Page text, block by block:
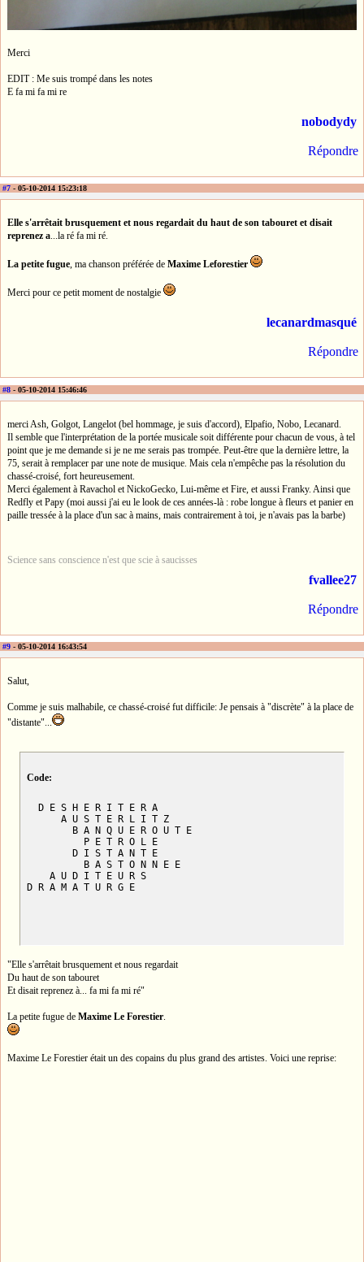
Merci
EDIT : Me suis trompé dans les notes
E fa mi fa mi re
nobodydy
Répondre
#7 - 05-10-2014 15:23:18
Elle s'arrêtait brusquement et nous regardait du haut de son tabouret et disait
reprenez a...la ré fa mi ré.
La petite fugue, ma chanson préférée de Maxime Leforestier
Merci pour ce petit moment de nostalgie
lecanardmasqué
Répondre
#8 - 05-10-2014 15:46:46
merci Ash, Golgot, Langelot (bel hommage, je suis d'accord), Elpafio, Nobo, Lecanard.
Il semble que l'interprétation de la portée musicale soit différente pour chacun de vous, à tel
point que je me demande si je ne me serais pas trompée. Peut-être que la dernière lettre, la
75, serait à remplacer par une note de musique. Mais cela n'empêche pas la résolution du
chassé-croisé, fort heureusement.
Merci également à Ravachol et NickoGecko, Lui-même et Fire, et aussi Franky. Ainsi que
Redfly et Papy (moi aussi j'ai eu le look de ces années-là : robe longue à fleurs et panier en
paille tressée à la place d'un sac à mains, mais contrairement à toi, je n'avais pas la barbe)
Science sans conscience n'est que scie à saucisses
fvallee27
Répondre
#9 - 05-10-2014 16:43:54
Salut,
Comme je suis malhabile, ce chassé-croisé fut difficile: Je pensais à "discrète" à la place de
"distante"...
Code:
  D E S H E R I T E R A
      A U S T E R L I T Z
        B A N Q U E R O U T E
          P E T R O L E
        D I S T A N T E
          B A S T O N N E E
    A U D I T E U R S
D R A M A T U R G E
"Elle s'arrêtait brusquement et nous regardait
Du haut de son tabouret
Et disait reprenez à... fa mi fa mi ré"
La petite fugue de Maxime Le Forestier.
Maxime Le Forestier était un des copains du plus grand des artistes. Voici une reprise: